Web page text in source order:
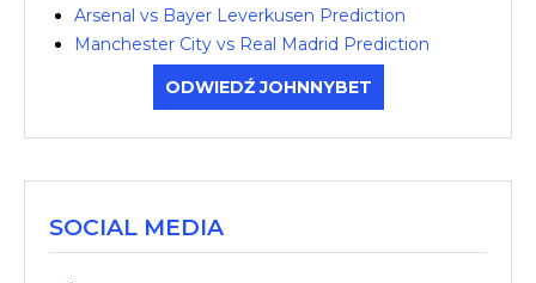
Arsenal vs Bayer Leverkusen Prediction
Manchester City vs Real Madrid Prediction
ODWIEDŹ JOHNNYBET
SOCIAL MEDIA